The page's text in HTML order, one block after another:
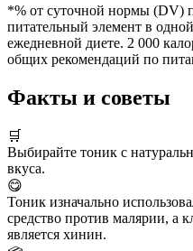
*% от суточной нормы (DV)
питательный элемент в
ежедневной диете. 2 000
общих рекомендаций по
Факты и советы
🛒
Выбирайте тоник с
вкуса.
😋
Тоник изначально
средство против малярии, а
является хинин.